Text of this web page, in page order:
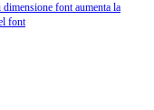
aumenta la